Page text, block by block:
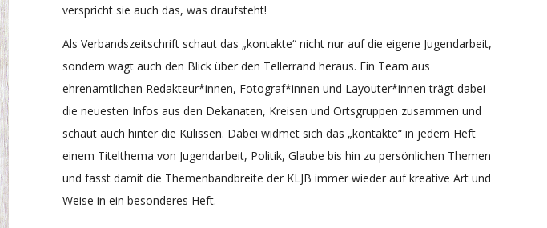
verspricht sie auch das, was draufsteht!
Als Verbandszeitschrift schaut das „kontakte“ nicht nur auf die eigene Jugendarbeit,
sondern wagt auch den Blick über den Tellerrand heraus. Ein Team aus
ehrenamtlichen Redakteur*innen, Fotograf*innen und Layouter*innen trägt dabei
die neuesten Infos aus den Dekanaten, Kreisen und Ortsgruppen zusammen und
schaut auch hinter die Kulissen. Dabei widmet sich das „kontakte“ in jedem Heft
einem Titelthema von Jugendarbeit, Politik, Glaube bis hin zu persönlichen Themen
und fasst damit die Themenbandbreite der KLJB immer wieder auf kreative Art und
Weise in ein besonderes Heft.